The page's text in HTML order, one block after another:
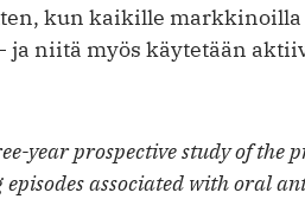
kun kaikille
ja niitä myös käytetään
year prospective study of the
associated with oral